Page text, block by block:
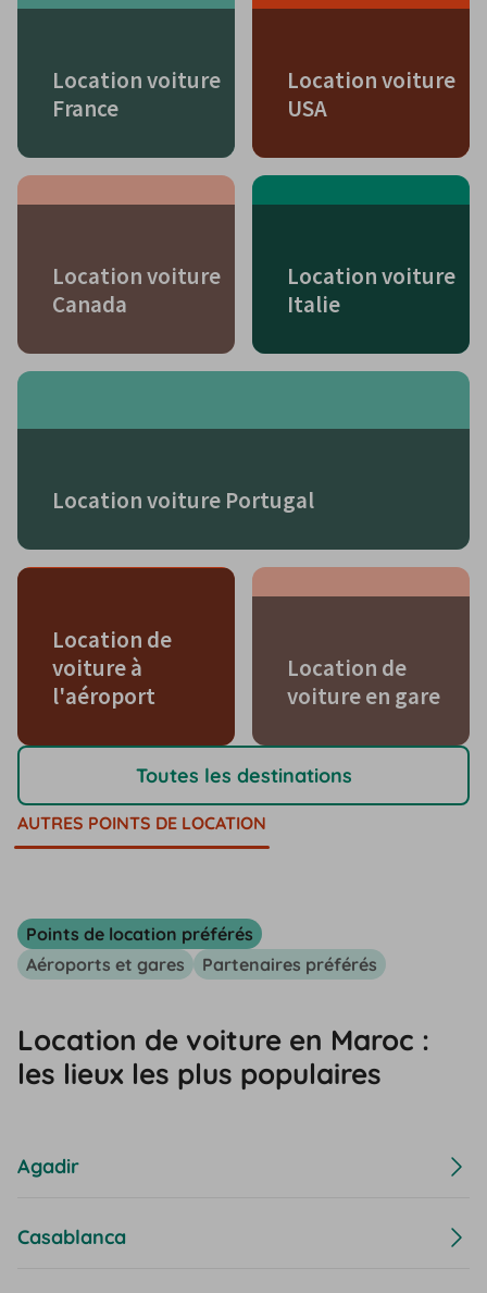
Location voiture
France
Location voiture
USA
Location voiture
Canada
Location voiture
Italie
Location voiture Portugal
Location de
voiture à
l'aéroport
Location de
voiture en gare
Toutes les destinations
AUTRES POINTS DE LOCATION
Points de location préférés
Aéroports et gares
Partenaires préférés
Location de voiture en Maroc :
les lieux les plus populaires
Agadir
Casablanca